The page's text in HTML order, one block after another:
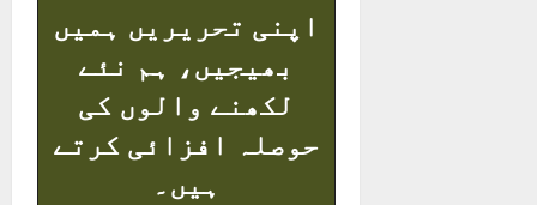
اپنی تحریریں ہمیں
بھیجیں، ہم نئے
لکھنے والوں کی
حوصلہ افزائی کرتے
ہیں۔